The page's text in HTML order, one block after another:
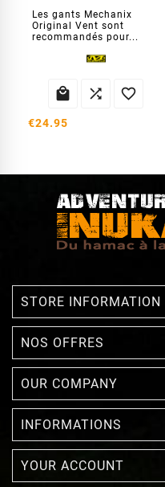
Les gants Mechanix
Original Vent sont
recommandés pour...
  
€24.95
STORE INFORMATION
NOS OFFRES
OUR COMPANY
INFORMATIONS
YOUR ACCOUNT